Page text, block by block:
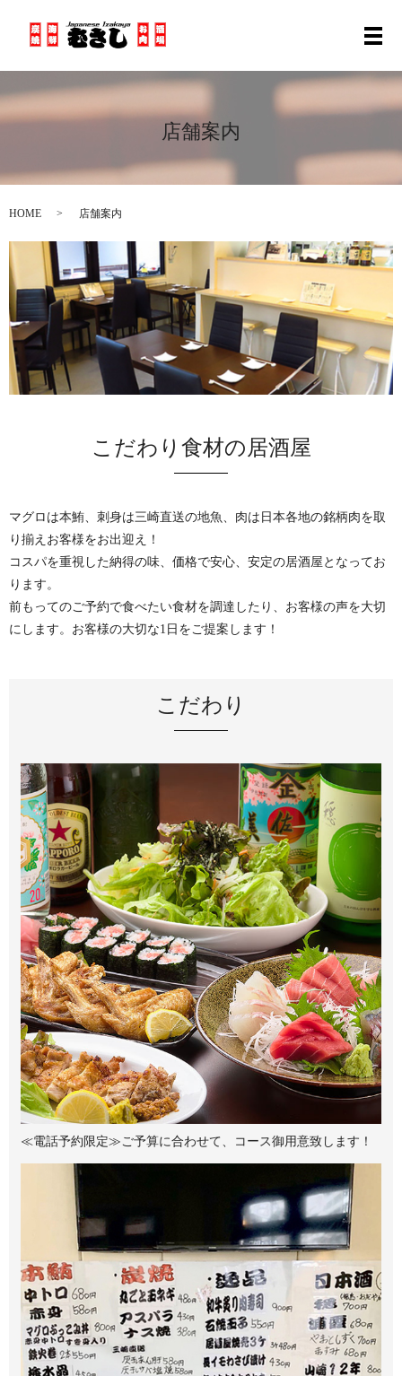
メ
店舗案内
HOME 店舗案内
こだわり食材の居酒屋
マグロは本鮪、刺身は三崎直送の地魚、肉は日本各地の銘柄肉を取
り揃えお客様をお出迎え！
コスパを重視した納得の味、価格で安心、安定の居酒屋となってお
ります。
前もってのご予約で食べたい食材を調達したり、お客様の声を大切
にします。お客様の大切な1日をご提案します！
こだわり
≪電話予約限定≫ ご予算に合わせて、コース御用意致します！